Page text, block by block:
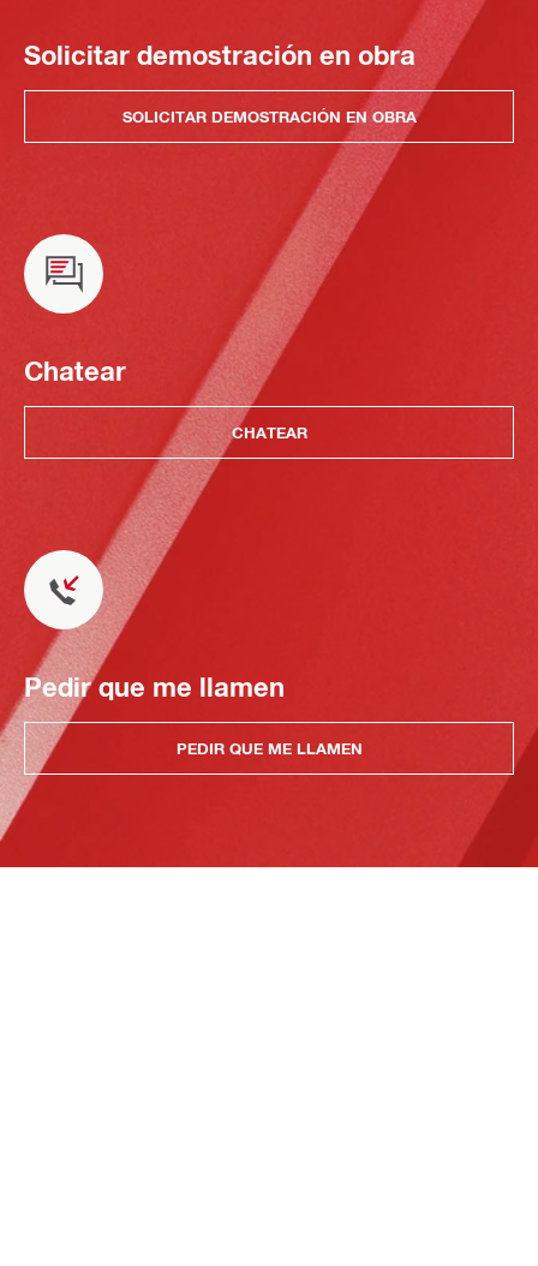
Solicitar demostración en obra
SOLICITAR DEMOSTRACIÓN EN OBRA
Chatear
CHATEAR
Pedir que me llamen
PEDIR QUE ME LLAMEN